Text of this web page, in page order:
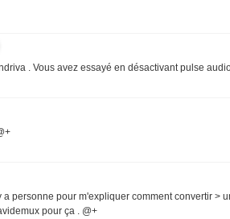
. Vous avez essayé en désactivant pulse
personne pour m'expliquer comment convertir >
pour ça . @+